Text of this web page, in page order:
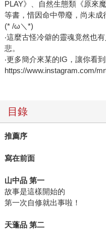
PLAY》、自然生態類《原來
等書，惜因命中帶廢，尚未
(* /ω＼*)
‧這麼古怪冷僻的靈魂竟然也
悲。
‧更多簡介來某的IG，讓你看
https://www.instagram.com/
目錄
推薦序
寫在前面
山中品 第一
故事是這樣開始的
第一次自修就出事啦！
天蓬品 第二